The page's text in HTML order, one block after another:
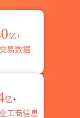
亿+
易数据
亿+
工商信息